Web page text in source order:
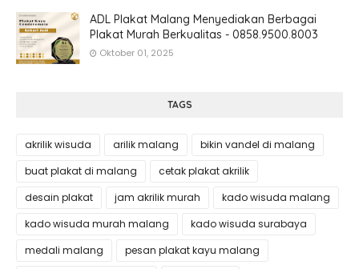
ADL Plakat Malang Menyediakan Berbagai
Plakat Murah Berkualitas - 0858.9500.8003
Oktober 01, 2025
TAGS
akrilik wisuda arilik malang
bikin vandel di malang
buat plakat di malang
cetak plakat akrilik
desain plakat
jam akrilik murah
kado wisuda malang
kado wisuda murah malang
kado wisuda surabaya
medali malang
pesan plakat kayu malang